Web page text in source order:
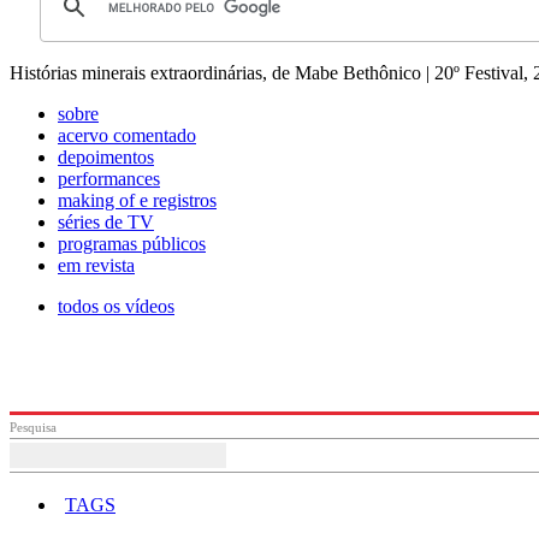
Histórias minerais extraordinárias, de Mabe Bethônico | 20º Festival,
sobre
acervo comentado
depoimentos
performances
making of e registros
séries de TV
programas públicos
em revista
todos os vídeos
Pesquisa
TAGS